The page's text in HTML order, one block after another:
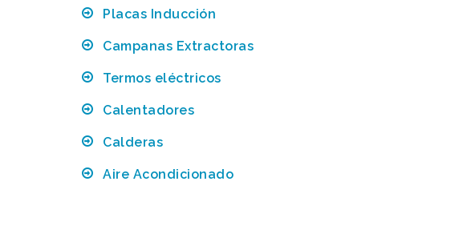
Placas Inducción
Campanas Extractoras
Termos eléctricos
Calentadores
Calderas
Aire Acondicionado